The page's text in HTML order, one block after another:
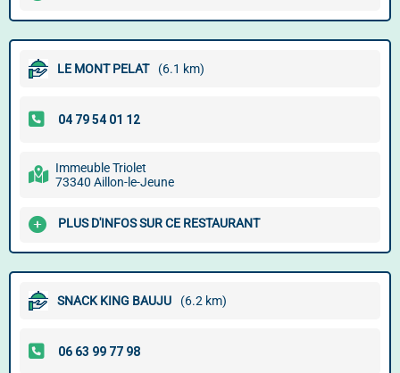
LE MONT PELAT (6.1 km)
Immeuble Triolet
73340 Aillon-le-Jeune
PLUS D'INFOS SUR CE RESTAURANT
SNACK KING BAUJU (6.2 km)